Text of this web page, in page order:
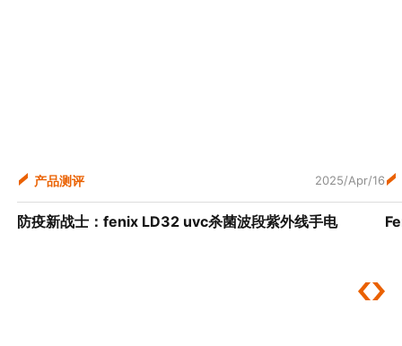
产品测评 2025/Apr/16
防疫新战士：fenix LD32 uvc杀菌波段紫外线手电